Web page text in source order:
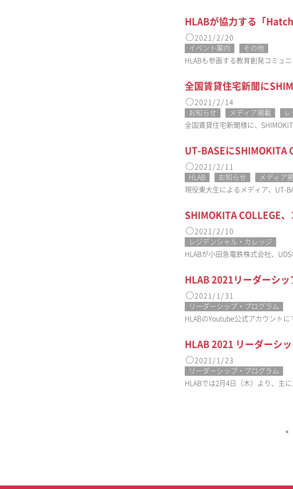
HLABが協力する「
2021/2/20
イベント案内
その他
HLABも参画する教育創発コミュ
全国賃貸住宅新聞に
2021/2/14
お知らせ
メディア掲載
全国賃貸住宅新聞様に、
UT-BASEにSHIMOKITA
2021/2/11
HLAB
お知らせ メディア
現役東大生によるメディア、UT-
SHIMOKITA COLLEGE
2021/2/10
レジデンシャル・カレッジ
HLABが小田急電鉄株式会社、
HLAB 2021リーダーシッ
2021/1/31
リーダーシップ・プログラム
HLABのYoutube公式アカウント
HLAB 2021 リーダーシ
2021/1/23
リーダーシップ・プログラム
HLABでは2月4日（木）より、主